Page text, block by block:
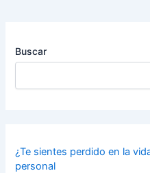
Buscar
¿Te sientes perdido en la
personal